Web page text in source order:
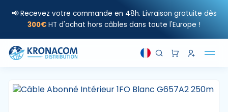
📢 Recevez votre commande en 48h. Livraison gratuite dès
300€ HT d'achat hors câbles dans toute l'Europe !